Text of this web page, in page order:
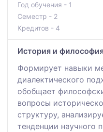
Год обучения - 1
Семестр - 2
Кредитов - 4
История и
Формирует навыки
диалектического
обобщает
вопросы
структуру,
тенденции научного